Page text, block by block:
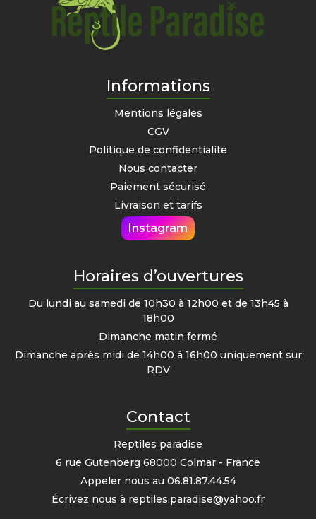
Informations
Mentions légales
CGV
Politique de confidentialité
Nous contacter
Paiement sécurisé
Livraison et tarifs
Instagram
Horaires d’ouvertures
Du lundi au samedi de 10h30 à 12h00 et de 13h45 à
18h00
Dimanche matin fermé
Dimanche après midi de 14h00 à 16h00 uniquement sur
RDV
Contact
Reptiles paradise
6 rue Gutenberg 68000 Colmar - France
Appeler nous au 06.81.87.44.54
Écrivez nous à reptiles.paradise@yahoo.fr